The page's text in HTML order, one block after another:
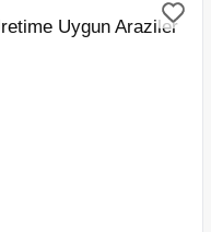
Uygun Araziler